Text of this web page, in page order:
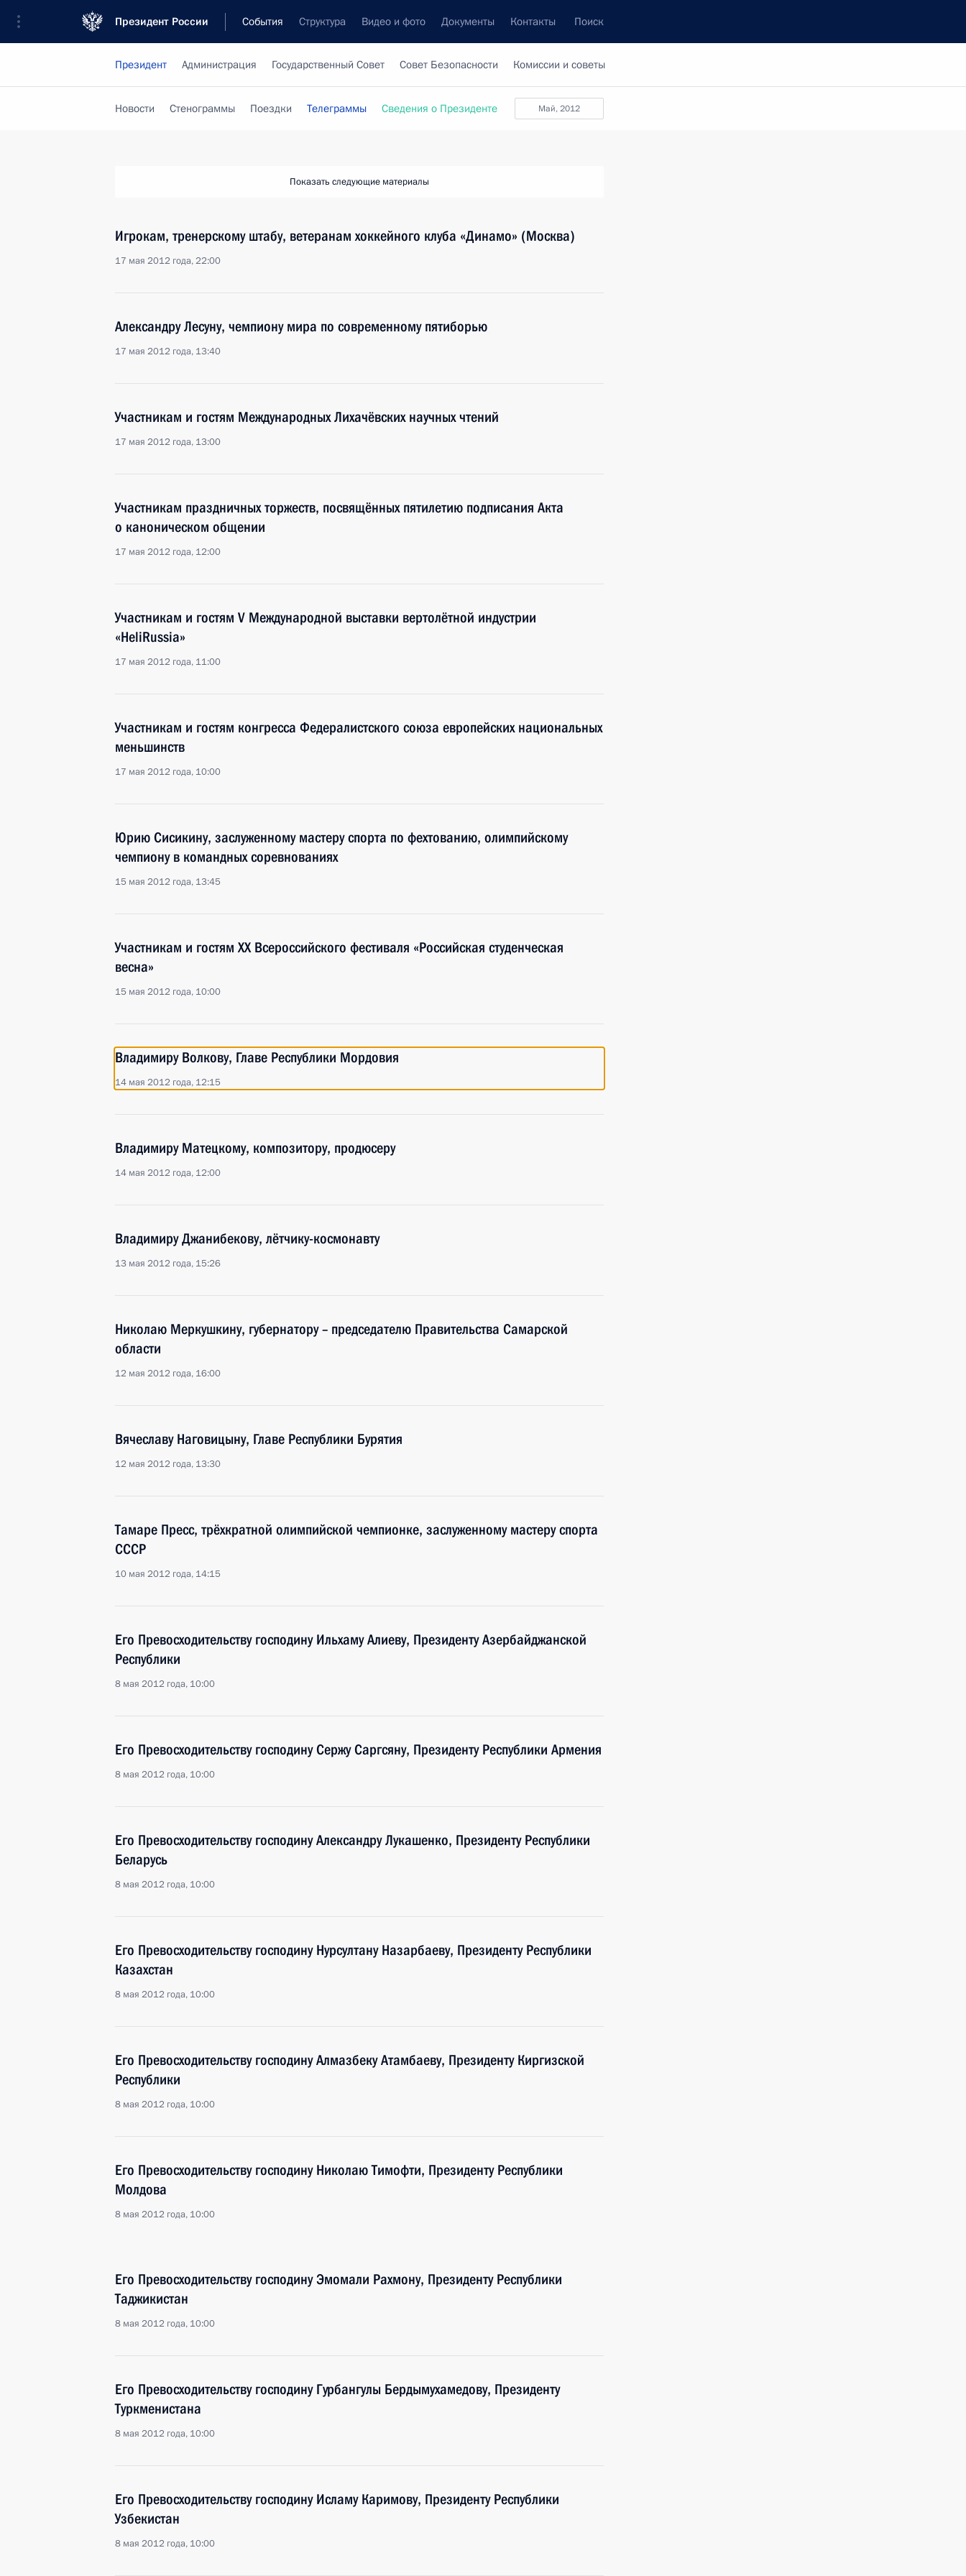
Президент России События Структура Видео и фото Документы Контакты Поиск
Президент Администрация Государственный Совет Совет Безопасности Комиссии и советы
Май, 2012
Новости Стенограммы Поездки Телеграммы Сведения о Президенте
Показать следующие материалы
Игрокам, тренерскому штабу, ветеранам хоккейного клуба «Динамо» (Москва)
17 мая 2012 года, 22:00
Александру Лесуну, чемпиону мира по современному пятиборью
17 мая 2012 года, 13:40
Участникам и гостям Международных Лихачёвских научных чтений
17 мая 2012 года, 13:00
Участникам праздничных торжеств, посвящённых пятилетию подписания Акта
о каноническом общении
17 мая 2012 года, 12:00
Участникам и гостям V Международной выставки вертолётной индустрии
«HeliRussia»
17 мая 2012 года, 11:00
Участникам и гостям конгресса Федералистского союза европейских национальных
меньшинств
17 мая 2012 года, 10:00
Юрию Сисикину, заслуженному мастеру спорта по фехтованию, олимпийскому
чемпиону в командных соревнованиях
15 мая 2012 года, 13:45
Участникам и гостям XX Всероссийского фестиваля «Российская студенческая
весна»
15 мая 2012 года, 10:00
Владимиру Волкову, Главе Республики Мордовия
14 мая 2012 года, 12:15
Владимиру Матецкому, композитору, продюсеру
14 мая 2012 года, 12:00
Владимиру Джанибекову, лётчику-космонавту
13 мая 2012 года, 15:26
Николаю Меркушкину, губернатору – председателю Правительства Самарской
области
12 мая 2012 года, 16:00
Вячеславу Наговицыну, Главе Республики Бурятия
12 мая 2012 года, 13:30
Тамаре Пресс, трёхкратной олимпийской чемпионке, заслуженному мастеру спорта
СССР
10 мая 2012 года, 14:15
Его Превосходительству господину Ильхаму Алиеву, Президенту Азербайджанской
Республики
8 мая 2012 года, 10:00
Его Превосходительству господину Сержу Саргсяну, Президенту Республики Армения
8 мая 2012 года, 10:00
Его Превосходительству господину Александру Лукашенко, Президенту Республики
Беларусь
8 мая 2012 года, 10:00
Его Превосходительству господину Нурсултану Назарбаеву, Президенту Республики
Казахстан
8 мая 2012 года, 10:00
Его Превосходительству господину Алмазбеку Атамбаеву, Президенту Киргизской
Республики
8 мая 2012 года, 10:00
Его Превосходительству господину Николаю Тимофти, Президенту Республики
Молдова
8 мая 2012 года, 10:00
Его Превосходительству господину Эмомали Рахмону, Президенту Республики
Таджикистан
8 мая 2012 года, 10:00
Его Превосходительству господину Гурбангулы Бердымухамедову, Президенту
Туркменистана
8 мая 2012 года, 10:00
Его Превосходительству господину Исламу Каримову, Президенту Республики
Узбекистан
8 мая 2012 года, 10:00